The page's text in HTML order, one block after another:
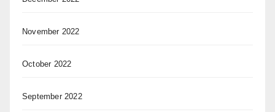
November 2022
October 2022
September 2022